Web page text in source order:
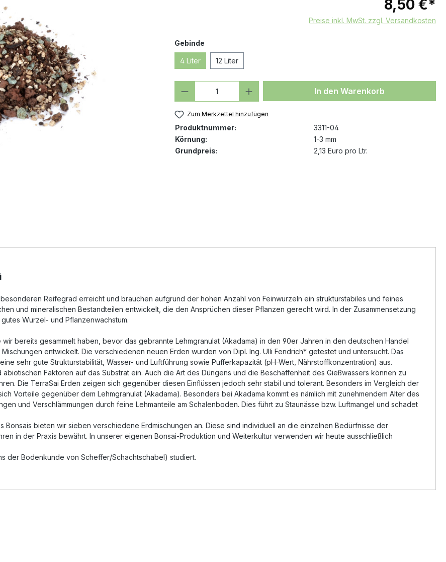
8,50 €*
Preise inkl. MwSt. zzgl. Versandkosten
Gebinde
4 Liter 12 Liter
Produkt Anzahl: Gib den gewünschten Wert
In den Warenkorb
Zum Merkzettel hinzufügen
Produktnummer:
3311-04
Körnung:
1-3 mm
Grundpreis:
2,13 Euro pro Ltr.
Reifegrad erreicht und brauchen aufgrund der hohen Anzahl von Feinwurzeln ein strukturstabiles und feines
und mineralischen Bestandteilen entwickelt, die den Ansprüchen dieser Pflanzen gerecht wird. In der Zusammensetzung
Wurzel- und Pflanzenwachstum.
bereits gesammelt haben, bevor das gebrannte Lehmgranulat (Akadama) in den 90er Jahren in den deutschen Handel
entwickelt. Die verschiedenen neuen Erden wurden von Dipl. Ing. Ulli Fendrich* getestet und untersucht. Das
sehr gute Strukturstabilität, Wasser- und Luftführung sowie Pufferkapazität (pH-Wert, Nährstoffkonzentration) aus.
Faktoren auf das Substrat ein. Auch die Art des Düngens und die Beschaffenheit des Gießwassers können zu
Die TerraSai Erden zeigen sich gegenüber diesen Einflüssen jedoch sehr stabil und tolerant. Besonders im Vergleich der
Vorteile gegenüber dem Lehmgranulat (Akadama). Besonders bei Akadama kommt es nämlich mit zunehmendem Alter des
und Verschlämmungen durch feine Lehmanteile am Schalenboden. Dies führt zu Staunässe bzw. Luftmangel und schadet
bieten wir sieben verschiedene Erdmischungen an. Diese sind individuell an die einzelnen Bedürfnisse der
in der Praxis bewährt. In unserer eigenen Bonsai-Produktion und Weiterkultur verwenden wir heute ausschließlich
der Bodenkunde von Scheffer/Schachtschabel) studiert.